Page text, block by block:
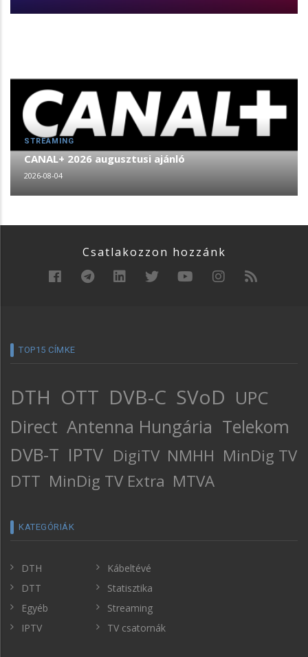
STREAMING
CANAL+ 2026 augusztusi ajánló
2026-08-04
Csatlakozzon hozzánk
TOP15 CÍMKE
DTH OTT DVB-C SVoD UPC
Direct Antenna Hungária Telekom
DVB-T IPTV DigiTV NMHH MinDig TV
DTT MinDig TV Extra MTVA
KATEGÓRIÁK
DTH
DTT
Egyéb
IPTV
Kábeltévé
Statisztika
Streaming
TV csatornák